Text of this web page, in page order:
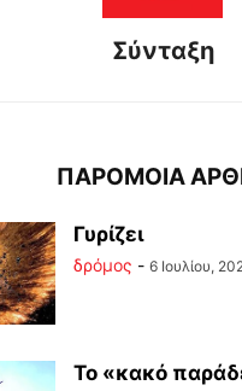
Σύνταξη
ΠΑΡΟΜΟΙΑ
Γυρίζει
δρόμος - 6 Ιουλίου,
Το «κακό